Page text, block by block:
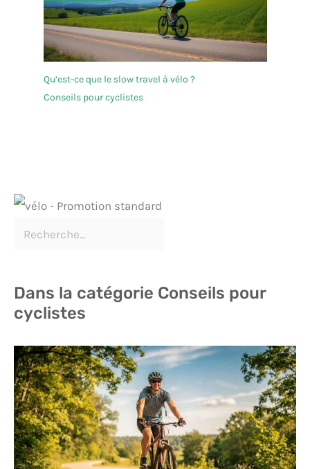
Qu’est-ce que le slow travel à vélo ?
Conseils pour cyclistes
Dans la catégorie Conseils pour
cyclistes